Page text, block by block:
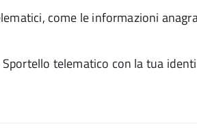
come le informazioni
telematico con la tua